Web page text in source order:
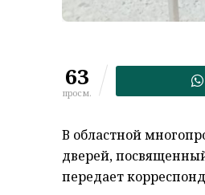
63
просм.
В областной
дверей,
передает